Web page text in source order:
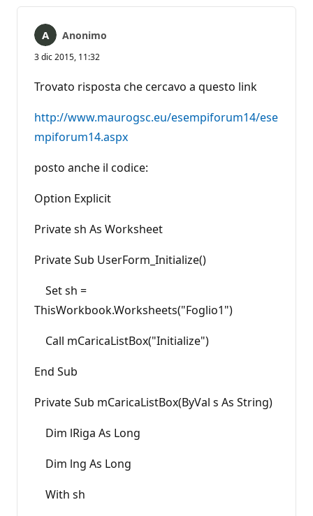
Anonimo
3 dic 2015, 11:32
Trovato risposta che cercavo a questo link
http://www.maurogsc.eu/esempiforum14/ese
mpiforum14.aspx
posto anche il codice:
Option Explicit
Private sh As Worksheet
Private Sub UserForm_Initialize()
Set sh =
ThisWorkbook.Worksheets("Foglio1")
Call mCaricaListBox("Initialize")
End Sub
Private Sub mCaricaListBox(ByVal s As String)
Dim lRiga As Long
Dim lng As Long
With sh